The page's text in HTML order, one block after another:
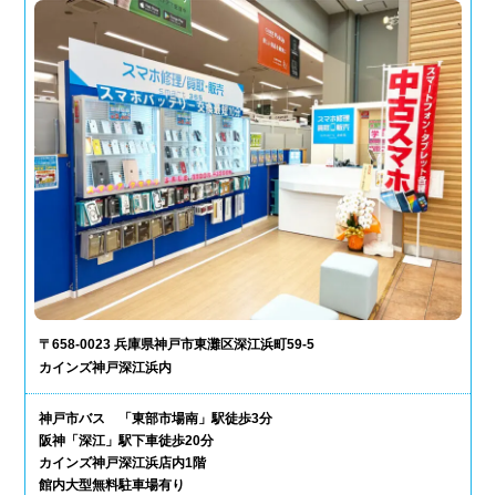
〒658-0023 兵庫県神戸市東灘区深江浜町59-5
カインズ神戸深江浜内
神戸市バス 「東部市場南」駅徒歩3分
阪神「深江」駅下車徒歩20分
カインズ神戸深江浜店内1階
館内大型無料駐車場有り